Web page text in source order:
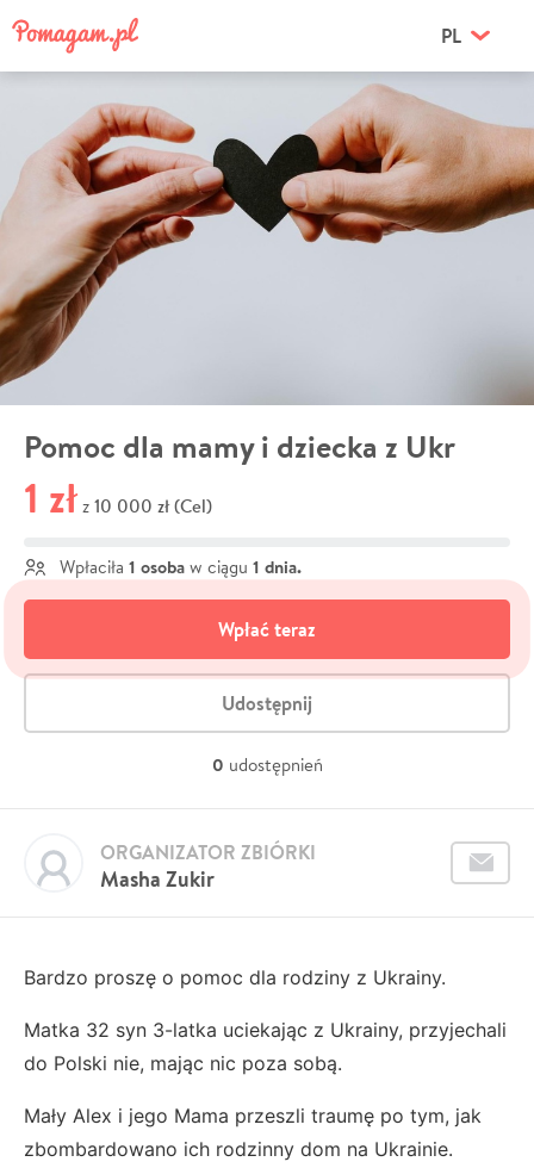
PL
Pomoc dla mamy i dziecka z Ukr
1 zł z 10 000 zł (Cel)
Wpłaciła 1 osoba w ciągu 1 dnia.
Wpłać teraz
Udostępnij
0 udostępnień
Masha Zukir
ORGANIZATOR ZBIÓRKI
Bardzo proszę o pomoc dla rodziny z Ukrainy.
Matka 32 syn 3-latka uciekając z Ukrainy, przyjechali
do Polski nie, mając nic poza sobą.
Mały Alex i jego Mama przeszli traumę po tym, jak
zbombardowano ich rodzinny dom na Ukrainie.